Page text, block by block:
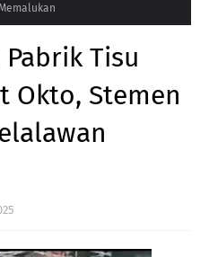
Tisu
Okto, Stemen